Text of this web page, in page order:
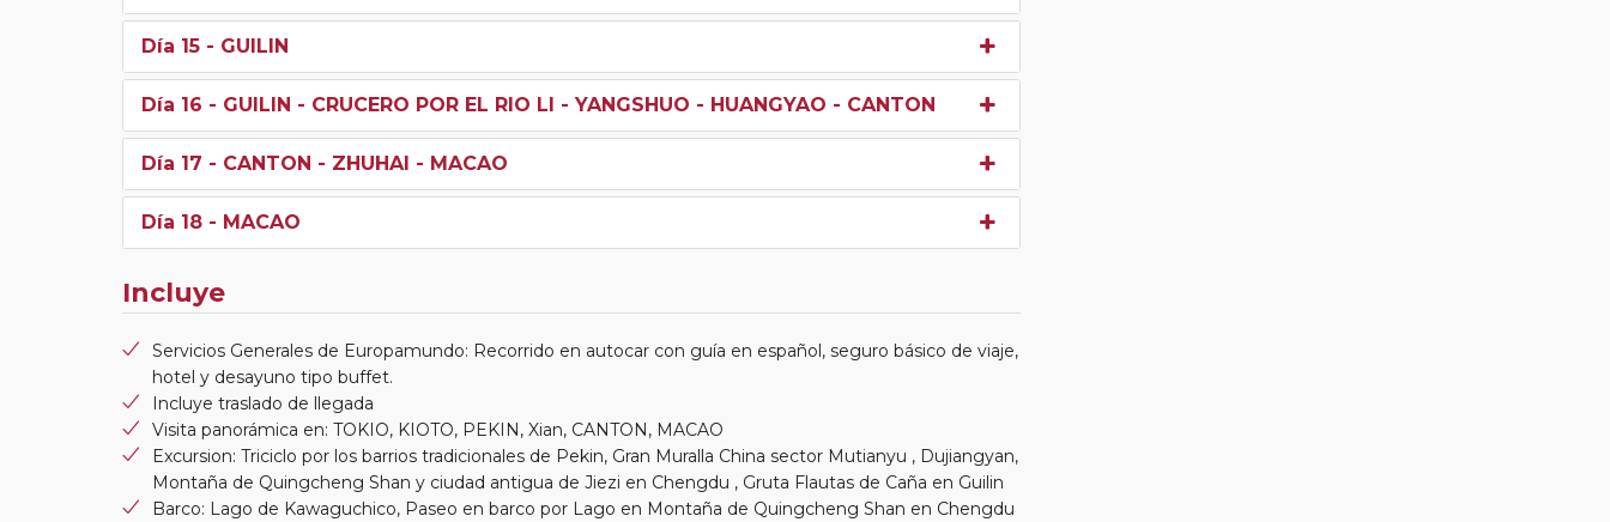
Día 15 - GUILIN
Día 16 - GUILIN - CRUCERO POR EL RIO LI - YANGSHUO - HUANGYAO - CANTON
Día 17 - CANTON - ZHUHAI - MACAO
Día 18 - MACAO
Incluye
Servicios Generales de Europamundo: Recorrido en autocar con guía en español, seguro básico de viaje,
hotel y desayuno tipo buffet.
Incluye traslado de llegada
Visita panorámica en: TOKIO, KIOTO, PEKIN, Xian, CANTON, MACAO
Excursion: Triciclo por los barrios tradicionales de Pekin, Gran Muralla China sector Mutianyu , Dujiangyan,
Montaña de Quingcheng Shan y ciudad antigua de Jiezi en Chengdu , Gruta Flautas de Caña en Guilin
Barco: Lago de Kawaguchico, Paseo en barco por Lago en Montaña de Quingcheng Shan en Chengdu